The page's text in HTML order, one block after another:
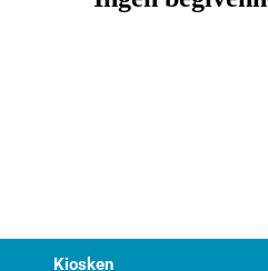
Kiosken